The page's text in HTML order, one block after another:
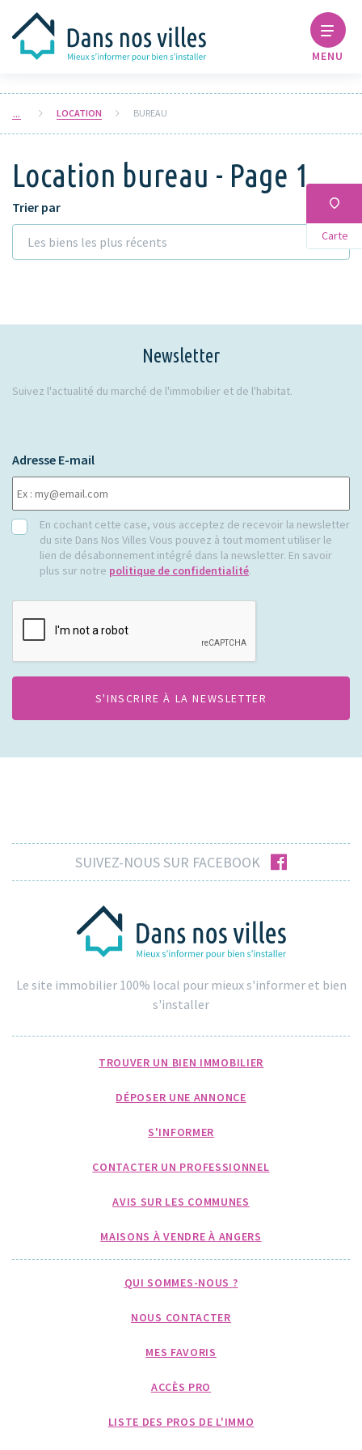
MENU
LOCATION BUREAU
Location bureau - Page 1
Carte
Trier par
Les biens les plus récents
Newsletter
Suivez l'actualité du marché de l'immobilier et de l'habitat.
Adresse E-mail
RGPDEn cochant cette case, vous acceptez de recevoir la newsletter
du site Dans Nos Villes Vous pouvez à tout moment utiliser le
lien de désabonnement intégré dans la newsletter. En savoir
plus sur notre politique de confidentialité.
SUIVEZ-NOUS SUR FACEBOOK facebook
Le site immobilier 100% local pour mieux s'informer et bien
s'installer
TROUVER UN BIEN IMMOBILIER
DÉPOSER UNE ANNONCE
S'INFORMER
CONTACTER UN PROFESSIONNEL
AVIS SUR LES COMMUNES
MAISONS À VENDRE À ANGERS
QUI SOMMES-NOUS ?
NOUS CONTACTER
MES FAVORIS
ACCÈS PRO
LISTE DES PROS DE L'IMMO